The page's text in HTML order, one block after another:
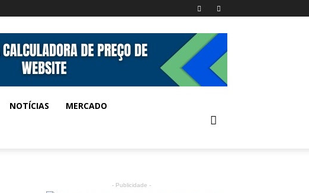
NOTÍCIAS MERCADO
- Publicidade -